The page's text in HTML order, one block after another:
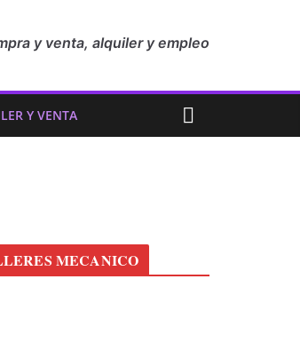
y venta, alquiler y empleo
Y VENTA
MECANICO